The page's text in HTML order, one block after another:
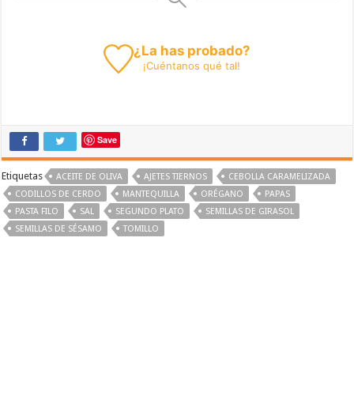
¿La has probado?
¡Cuéntanos qué tal!
Save
Etiquetas ACEITE DE OLIVA AJETES TIERNOS
CEBOLLA CARAMELIZADA
CODILLOS DE CERDO
MANTEQUILLA ORÉGANO
PAPAS
PASTA FILO
SAL SEGUNDO PLATO
SEMILLAS DE GIRASOL
SEMILLAS DE SÉSAMO
TOMILLO